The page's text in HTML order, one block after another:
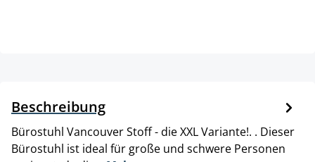
Beschreibung
Bürostuhl Vancouver Stoff - die XXL Variante!. . Dieser
Bürostuhl ist ideal für große und schwere Personen